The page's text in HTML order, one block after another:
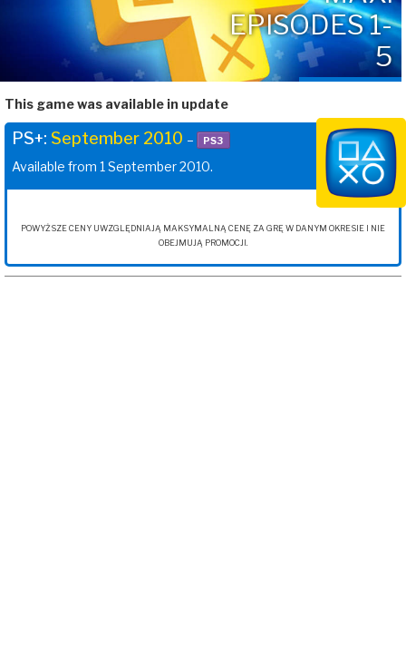
EPISODES 1-
5
This game was available in update
PS+: September 2010 – PS3
Available from 1 September 2010.
POWYŻSZE CENY UWZGLĘDNIAJĄ MAKSYMALNĄ CENĘ ZA GRĘ W DANYM OKRESIE I NIE
OBEJMUJĄ PROMOCJI.